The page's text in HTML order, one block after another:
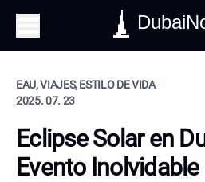
EAU, VIAJES, ESTILO DE VIDA
2025. 07. 23
Eclipse Solar en
Evento Inolvidable